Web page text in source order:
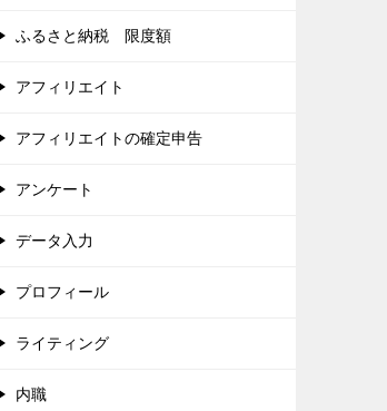
ふるさと納税 限度額
アフィリエイト
アフィリエイトの確定申告
アンケート
データ入力
プロフィール
ライティング
内職